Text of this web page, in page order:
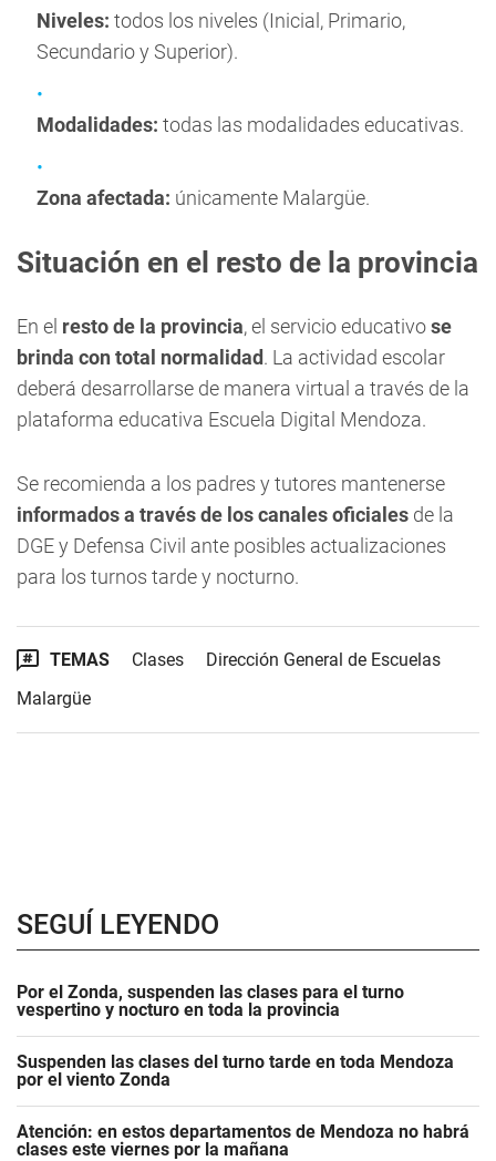
Niveles: todos los niveles (Inicial, Primario,
Secundario y Superior).
Modalidades: todas las modalidades educativas.
Zona afectada: únicamente Malargüe.
Situación en el resto de la provincia
En el resto de la provincia, el servicio educativose
brinda con total normalidad. La actividad escolar
deberá desarrollarse de manera virtual a través de la
plataforma educativa Escuela Digital Mendoza.
Se recomienda a los padres y tutores mantenerse
informados a través de los canales oficiales de la
DGE y Defensa Civil ante posibles actualizaciones
para los turnos tarde y nocturno.
TEMAS Clases
Dirección General de Escuelas
Malargüe
SEGUÍ LEYENDO
Por el Zonda, suspenden las clases para el turno
vespertino y nocturo en toda la provincia
Suspenden las clases del turno tarde en toda Mendoza
por el viento Zonda
Atención: en estos departamentos de Mendoza no habrá
clases este viernes por la mañana